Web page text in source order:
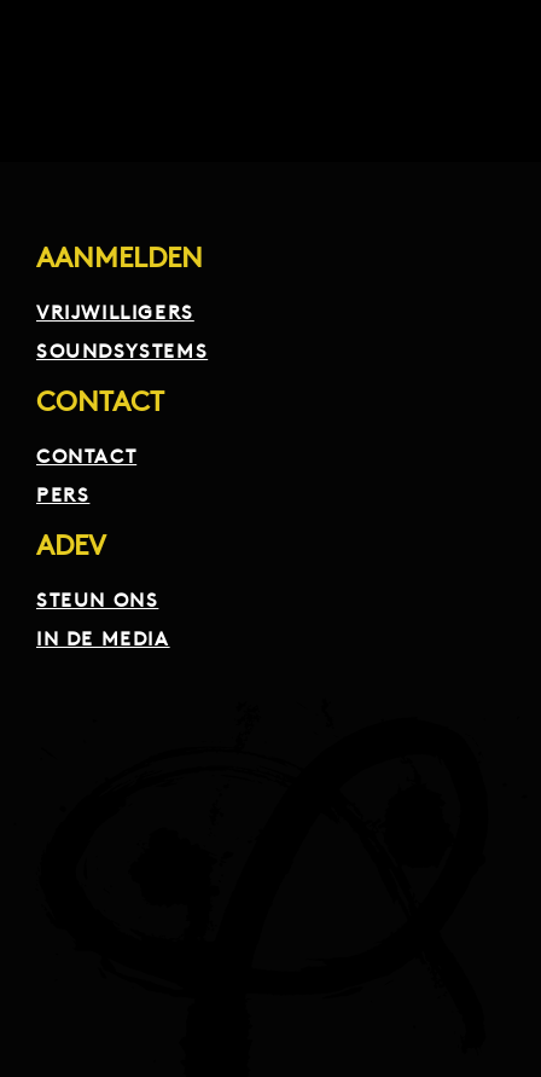
AANMELDEN
VRIJWILLIGERS
SOUNDSYSTEMS
CONTACT
CONTACT
PERS
ADEV
STEUN ONS
IN DE MEDIA